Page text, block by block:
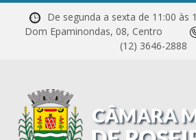
De segunda a sexta de 11:00
Dom Epaminondas, 08, Centro
(12) 3646-2888